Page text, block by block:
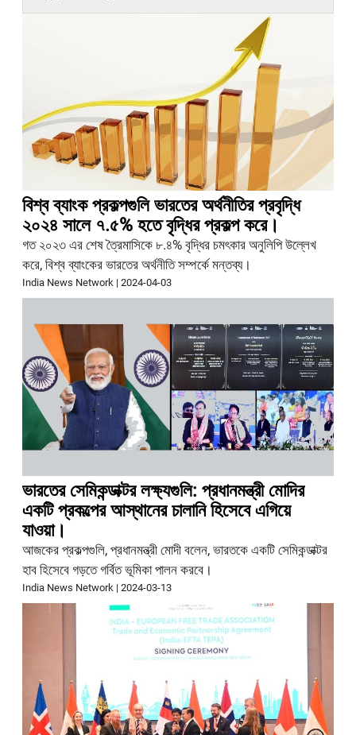
বিশ্ব ব্যাংক প্রকল্পগুলি ভারতের অর্থনীতির প্রবৃদ্ধি
২০২৪ সালে ৭.৫% হতে বৃদ্ধির প্রকল্প করে।
গত ২০২৩ এর শেষ ত্রৈমাসিকে ৮.৪% বৃদ্ধির চমৎকার অনুলিপি উল্লেখ
করে, বিশ্ব ব্যাংকের ভারতের অর্থনীতি সম্পর্কে মন্তব্য।
India News Network |2024-04-03
ভারতের সেমিকন্ডাক্টর লক্ষ্যগুলি: প্রধানমন্ত্রী মোদির
একটি প্রকল্পের আস্থানের চালানি হিসেবে এগিয়ে
যাওয়া।
আজকের প্রকল্পগুলি, প্রধানমন্ত্রী মোদী বলেন, ভারতকে একটি সেমিকন্ডাক্টর
হাব হিসেবে গড়তে গর্বিত ভূমিকা পালন করবে।
India News Network |2024-03-13